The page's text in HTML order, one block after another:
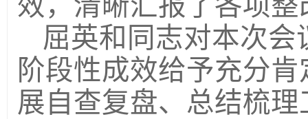
屈英和同志对本次
阶段性成效给予充分
展自查复盘、总结梳